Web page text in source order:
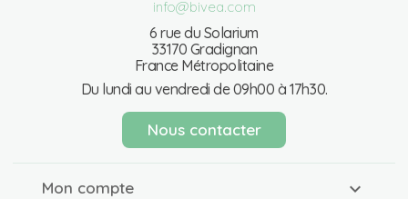
info@bivea.com
6 rue du Solarium
33170 Gradignan
France Métropolitaine
Du lundi au vendredi de 09h00 à 17h30.
Nous contacter
Mon compte